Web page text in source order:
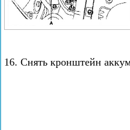
16. Снять кронштейн